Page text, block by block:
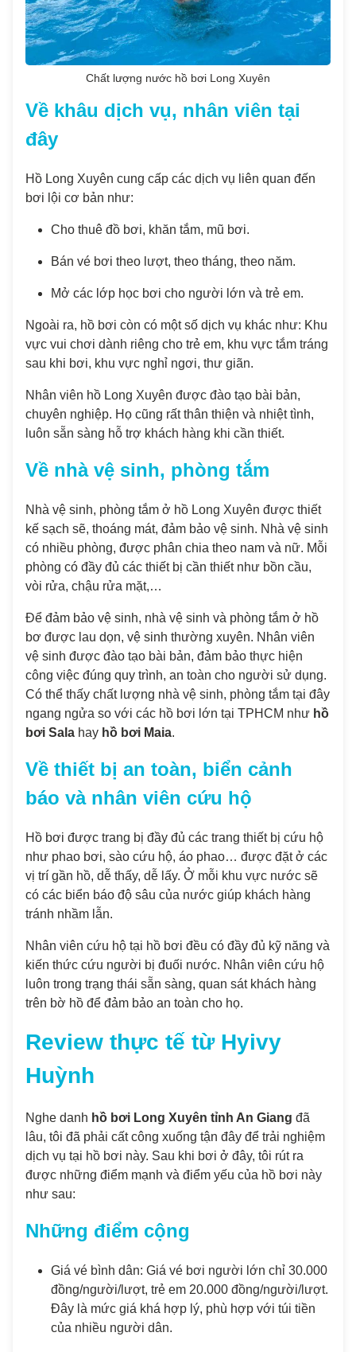
Chất lượng nước hồ bơi Long Xuyên
Về khâu dịch vụ, nhân viên tại
đây
Hồ Long Xuyên cung cấp các dịch vụ liên quan đến
bơi lội cơ bản như:
Cho thuê đồ bơi, khăn tắm, mũ bơi.
Bán vé bơi theo lượt, theo tháng, theo năm.
Mở các lớp học bơi cho người lớn và trẻ em.
Ngoài ra, hồ bơi còn có một số dịch vụ khác như: Khu
vực vui chơi dành riêng cho trẻ em, khu vực tắm tráng
sau khi bơi, khu vực nghỉ ngơi, thư giãn.
Nhân viên hồ Long Xuyên được đào tạo bài bản,
chuyên nghiệp. Họ cũng rất thân thiện và nhiệt tình,
luôn sẵn sàng hỗ trợ khách hàng khi cần thiết.
Về nhà vệ sinh, phòng tắm
Nhà vệ sinh, phòng tắm ở hồ Long Xuyên được thiết
kế sạch sẽ, thoáng mát, đảm bảo vệ sinh. Nhà vệ sinh
có nhiều phòng, được phân chia theo nam và nữ. Mỗi
phòng có đầy đủ các thiết bị cần thiết như bồn cầu,
vòi rửa, chậu rửa mặt,…
Để đảm bảo vệ sinh, nhà vệ sinh và phòng tắm ở hồ
bơ được lau dọn, vệ sinh thường xuyên. Nhân viên
vệ sinh được đào tạo bài bản, đảm bảo thực hiện
công việc đúng quy trình, an toàn cho người sử dụng.
Có thể thấy chất lượng nhà vệ sinh, phòng tắm tại đây
ngang ngửa so với các hồ bơi lớn tại TPHCM như hồ
bơi Sala hay hồ bơi Maia.
Về thiết bị an toàn, biển cảnh
báo và nhân viên cứu hộ
Hồ bơi được trang bị đầy đủ các trang thiết bị cứu hộ
như phao bơi, sào cứu hộ, áo phao… được đặt ở các
vị trí gần hồ, dễ thấy, dễ lấy. Ở mỗi khu vực nước sẽ
có các biển báo độ sâu của nước giúp khách hàng
tránh nhầm lẫn.
Nhân viên cứu hộ tại hồ bơi đều có đầy đủ kỹ năng và
kiến thức cứu người bị đuối nước. Nhân viên cứu hộ
luôn trong trạng thái sẵn sàng, quan sát khách hàng
trên bờ hồ để đảm bảo an toàn cho họ.
Review thực tế từ Hyivy
Huỳnh
Nghe danh hồ bơi Long Xuyên tỉnh An Giang đã
lâu, tôi đã phải cất công xuống tận đây để trải nghiệm
dịch vụ tại hồ bơi này. Sau khi bơi ở đây, tôi rút ra
được những điểm mạnh và điểm yếu của hồ bơi này
như sau:
Những điểm cộng
Giá vé bình dân: Giá vé bơi người lớn chỉ 30.000
đồng/người/lượt, trẻ em 20.000 đồng/người/lượt.
Đây là mức giá khá hợp lý, phù hợp với túi tiền
của nhiều người dân.